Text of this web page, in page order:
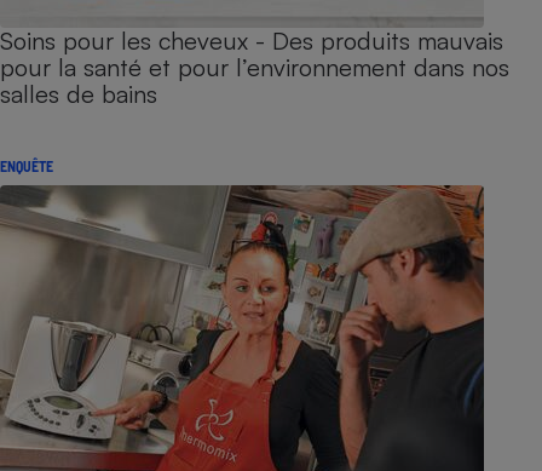
Soins pour les cheveux - Des produits mauvais
pour la santé et pour l’environnement dans nos
salles de bains
ENQUÊTE